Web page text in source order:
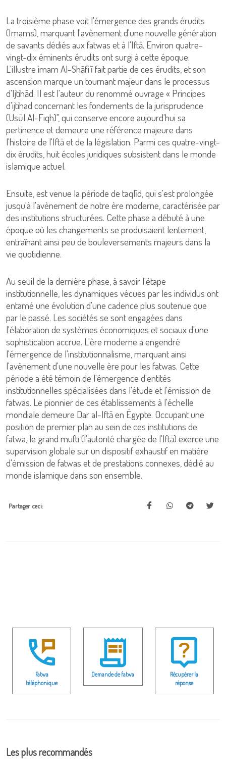
La troisième phase voit l'émergence des grands érudits
(Imams), marquant l'avènement d'une nouvelle génération
de savants dédiés aux fatwas et à l'Iftā. Environ quatre-
vingt-dix éminents érudits ont surgi à cette époque.
L'illustre imam Al-Shāfi’ī fait partie de ces érudits, et son
ascension marque un tournant majeur dans le processus
d'Ijtihād. Il est l'auteur du renommé ouvrage « Principes
d'ijtihad concernant les fondements de la jurisprudence
(Usūl Al-Fiqh)", qui conserve encore aujourd'hui sa
pertinence et demeure une référence majeure dans
l'histoire de l'Iftā et de la législation. Parmi ces quatre-vingt-
dix érudits, huit écoles juridiques subsistent dans le monde
islamique actuel.
Ensuite, est venue la période de taqlīd, qui s'est prolongée
jusqu'à l'avènement de notre ère moderne, caractérisée par
des institutions structurées. Cette phase a débuté à une
époque où les changements se produisaient lentement,
entraînant ainsi peu de bouleversements majeurs dans la
vie quotidienne.
Au seuil de la dernière phase, à savoir l'étape
institutionnelle, les dynamiques vécues par les individus ont
entamé une évolution d'une cadence plus soutenue que
par le passé. Les sociétés se sont engagées dans
l'élaboration de systèmes économiques et sociaux d'une
sophistication accrue. L'ère moderne a engendré
l'émergence de l'institutionnalisme, marquant ainsi
l'avènement d'une nouvelle ère pour les fatwas. Cette
période a été témoin de l'émergence d'entités
institutionnelles spécialisées dans l'étude et l'émission de
fatwas. Le pionnier de ces établissements à l'échelle
mondiale demeure Dar al-Iftā en Égypte. Occupant une
position de premier plan au sein de ces institutions de
fatwa, le grand mufti (l'autorité chargée de l'Iftā) exerce une
supervision globale sur un dispositif exhaustif en matière
d'émission de fatwas et de prestations connexes, dédié au
monde islamique dans son ensemble.
Partager ceci:
Fatwa
téléphonique
Demande de fatwa
Récupérer la
réponse
Les plus recommandés